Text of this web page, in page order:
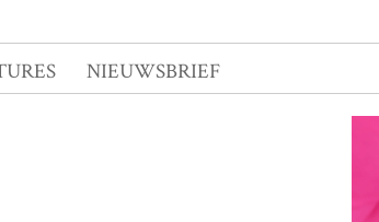
NIEUWSBRIEF